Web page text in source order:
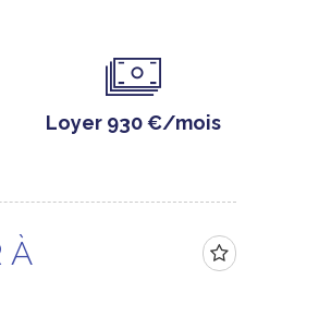
Loyer 930 €/mois
À